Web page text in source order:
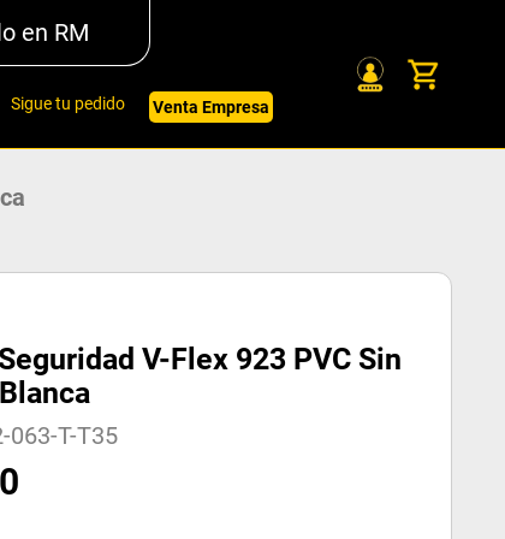
en RM
Sigue tu pedido Venta Empresa
V-Flex 923 PVC Sin
063-T-T35